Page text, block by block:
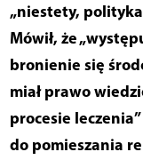
„niestety,
Mówił, że
bronienie się
miał prawo
procesie leczenia”
do pomieszania